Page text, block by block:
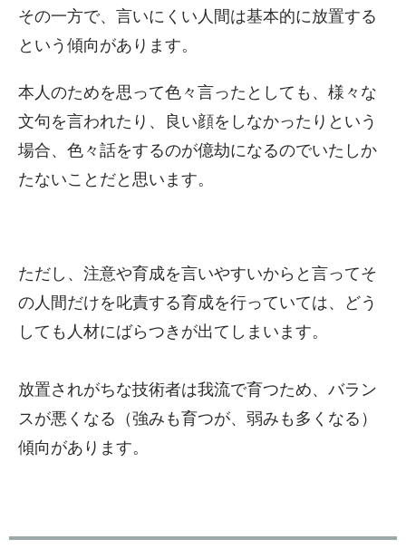
その一方で、言いにくい人間は基本的に放置する
という傾向があります。
本人のためを思って色々言ったとしても、様々な
文句を言われたり、良い顔をしなかったりという
場合、色々話をするのが億劫になるのでいたしか
たないことだと思います。
ただし、注意や育成を言いやすいからと言ってそ
の人間だけを叱責する育成を行っていては、どう
しても人材にばらつきが出てしまいます。
放置されがちな技術者は我流で育つため、バラン
スが悪くなる（強みも育つが、弱みも多くなる）
傾向があります。